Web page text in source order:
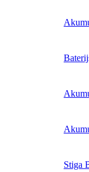
Stiga